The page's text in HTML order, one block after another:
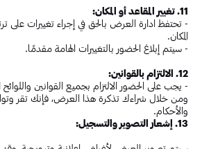
11. تغيير المقاعد أو المكان:
- تحتفظ ادارة العرض بالحق في إجراء تغييرات على
المكان.
- سيتم إبلاغ الحضور بالتغييرات الهامة مقدمًا.
12. الالتزام بالقوانين:
- يجب على الحضور الالتزام بجميع القوانين
ومن خلال شراءك تذكرة هذا العرض، فإنك تقر
والأحكام.
13. إشعار التصوير والتسجيل: